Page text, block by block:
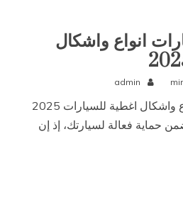
انواع واشكال
admin
تركيب مظلات سيارات انواع واشكال اغطية للسيارات 2025
حماية فعالة لسيارتك، إذ إن